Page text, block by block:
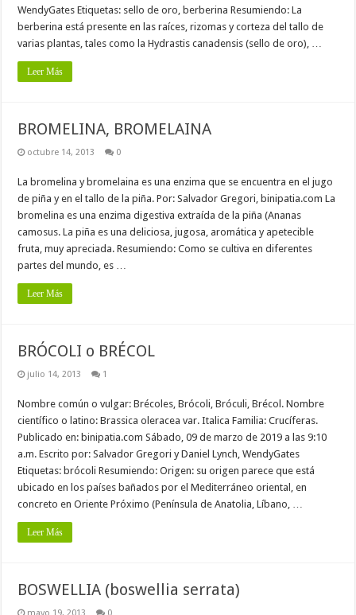
WendyGates Etiquetas: sello de oro, berberina Resumiendo: La
berberina está presente en las raíces, rizomas y corteza del tallo de
varias plantas, tales como la Hydrastis canadensis (sello de oro), …
Leer Más
BROMELINA, BROMELAINA
octubre 14, 2013 0
La bromelina y bromelaina es una enzima que se encuentra en el jugo
de piña y en el tallo de la piña. Por: Salvador Gregori, binipatia.com La
bromelina es una enzima digestiva extraída de la piña (Ananas
camosus. La piña es una deliciosa, jugosa, aromática y apetecible
fruta, muy apreciada. Resumiendo: Como se cultiva en diferentes
partes del mundo, es …
Leer Más
BRÓCOLI o BRÉCOL
julio 14, 2013 1
Nombre común o vulgar: Brécoles, Brócoli, Bróculi, Brécol. Nombre
científico o latino: Brassica oleracea var. Italica Familia: Crucíferas.
Publicado en: binipatia.com Sábado, 09 de marzo de 2019 a las 9:10
a.m. Escrito por: Salvador Gregori y Daniel Lynch, WendyGates
Etiquetas: brócoli Resumiendo: Origen: su origen parece que está
ubicado en los países bañados por el Mediterráneo oriental, en
concreto en Oriente Próximo (Península de Anatolia, Líbano, …
Leer Más
BOSWELLIA (boswellia serrata)
mayo 19, 2013 0